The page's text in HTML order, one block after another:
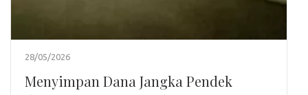
28/05/2026
Menyimpan Dana Jangka Pendek